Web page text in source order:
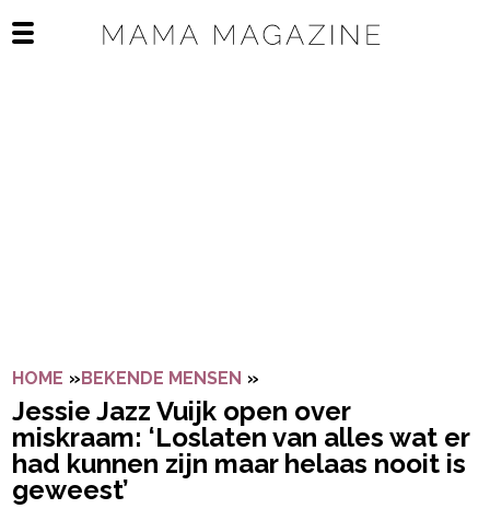
Open het mobiele menu
HOME »BEKENDE MENSEN »
Jessie Jazz Vuijk open over
miskraam: ‘Loslaten van alles wat er
had kunnen zijn maar helaas nooit is
geweest’